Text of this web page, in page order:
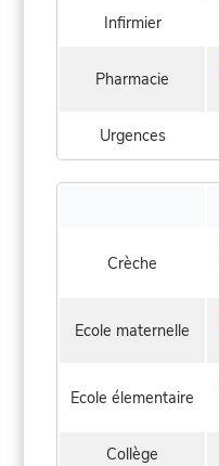
Infirmier
Pharmacie
Urgences
Crèche
Ecole maternelle
Ecole élementaire
Collège